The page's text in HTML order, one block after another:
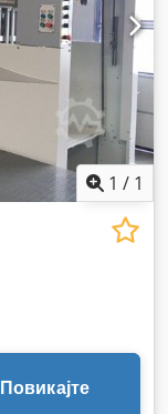
1 / 1
Повикајте